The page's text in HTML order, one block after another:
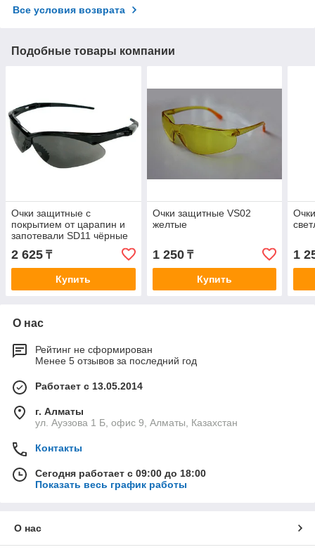
Все условия возврата
Подобные товары компании
Очки защитные с
покрытием от царапин и
запотевали SD11 чёрные
2 625 ₸
Купить
Очки защитные VS02
желтые
1 250₸
Купить
1
О нас
Рейтинг не сформирован
Менее 5 отзывов за последний год
Работает с 13.05.2014
г. Алматы
ул. Ауэзова 1 Б, офис 9, Алматы, Казахстан
Контакты
Сегодня работает с 09:00 до 18:00
Показать весь график работы
О нас